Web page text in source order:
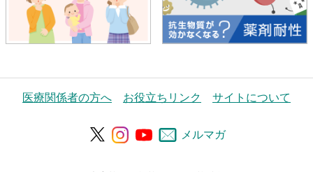
医療関係者の方へ お役立ちリンク サイトについて
メルマガ